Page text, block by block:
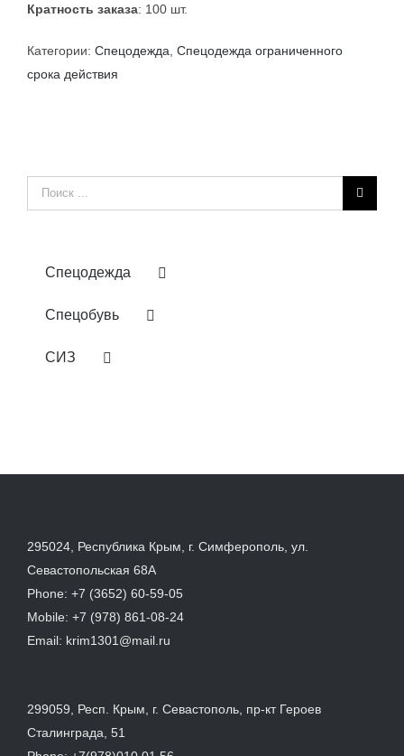
Кратность заказа: 100 шт.
Категории: Спецодежда Спецодежда ограниченного
срока действия
Результат
поиска:
Спецодежда
Спецобувь
СИЗ
295024, Республика Крым, г. Симферополь, ул.
Севастопольская 68А
Phone: +7 (3652) 60-59-05
Mobile: +7 (978) 861-08-24
Email: krim1301@mail.ru
299059, Респ. Крым, г. Севастополь, пр-кт Героев
Сталинграда, 51